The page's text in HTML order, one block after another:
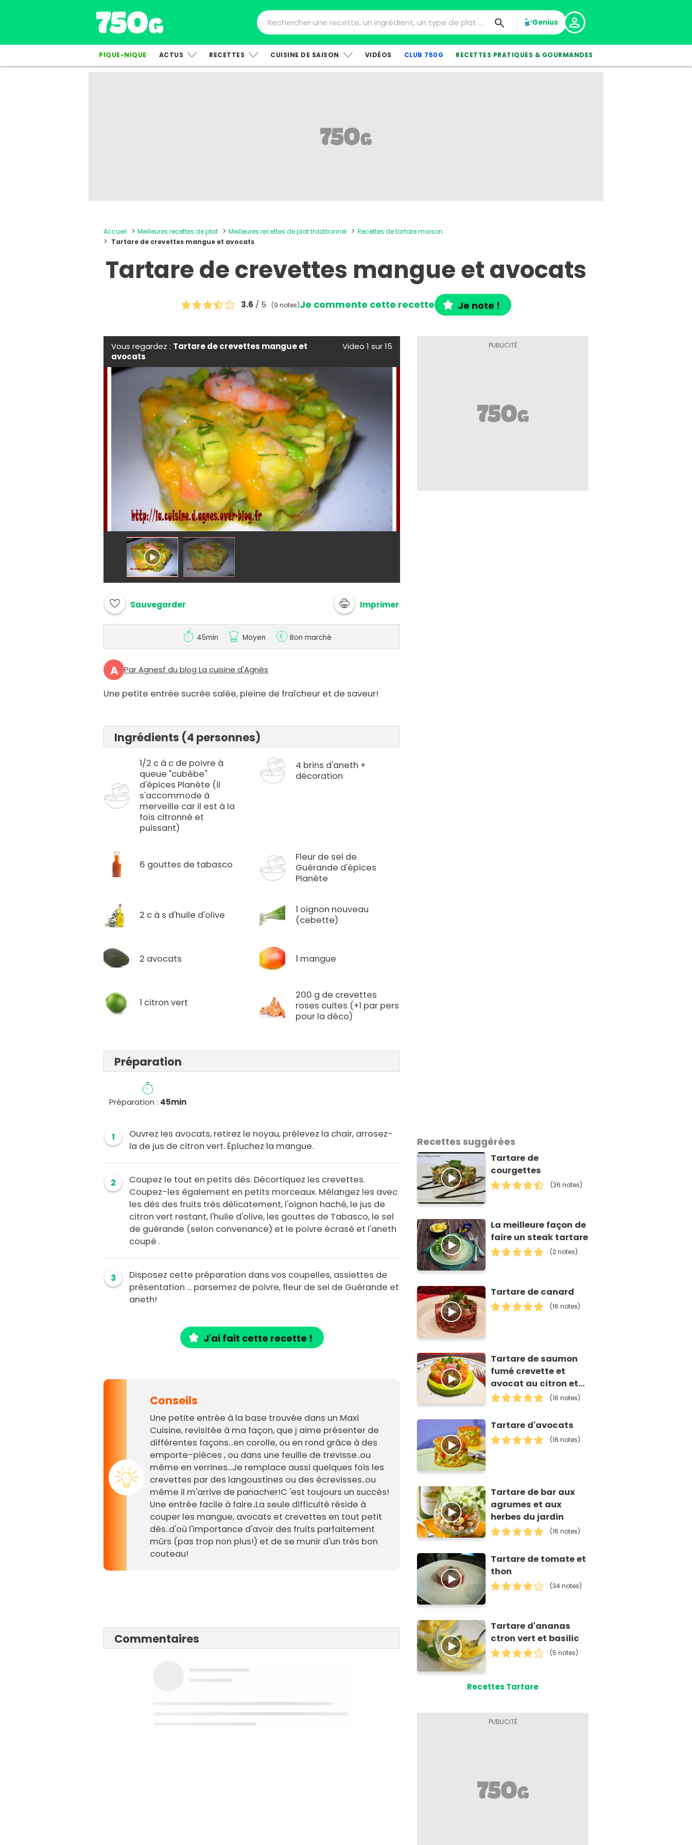
Genius
PIQUE-NIQUE ACTUS RECETTES CUISINE DE SAISON VIDÉOS CLUB 750G RECETTES PRATIQUES & GOURMANDES
Accueil Meilleures recettes de plat Meilleures recettes de plat traditionnel
Recettes de tartare maison
Tartare de crevettes mangue et avocats
Tartare de crevettes mangue et avocats
3.6 / 5 (9 notes)Je commente cette recette Je note !
Vous regardez : Tartare de crevettes mangue et
avocats
Video 1 sur 15
Sauvegarder Imprimer
45min Moyen Bon marché
A Par Agnesf du blog La cuisine d'Agnès
Une petite entrée sucrée salée, pleine de fraîcheur et de saveur!
Ingrédients (4 personnes)
1/2 c à c de poivre à
queue "cubèbe"
d'épices Planète (il
s'accommode à
merveille car il est à la
fois citronné et
puissant)
4 brins d'aneth +
décoration
6 gouttes de tabasco
Fleur de sel de
Guérande d'épices
Planète
2 c à s d'huile d'olive
1 oignon nouveau
(cebette)
2 avocats 1 mangue
1 citron vert
200 g de crevettes
roses cuites (+1 par pers
pour la déco)
Préparation
Préparation : 45min
1
Ouvrez les avocats, retirez le noyau, prélevez la chair, arrosez-
la de jus de citron vert. Épluchez la mangue.
2
Coupez le tout en petits dés. Décortiquez les crevettes.
Coupez-les également en petits morceaux. Mélangez les avec
les dés des fruits très délicatement, l'oignon haché, le jus de
citron vert restant, l'huile d'olive, les gouttes de Tabasco, le sel
de guérande (selon convenance) et le poivre écrasé et l'aneth
coupé .
3
Disposez cette préparation dans vos coupelles, assiettes de
présentation ... parsemez de poivre, fleur de sel de Guérande et
aneth!
J'ai fait cette recette !
Conseils
Une petite entrée à la base trouvée dans un Maxi
Cuisine, revisitée à ma façon, que j aime présenter de
différentes façons...en corolle, ou en rond grâce à des
emporte-pièces , ou dans une feuille de trevisse..ou
même en verrines...Je remplace aussi quelques fois les
crevettes par des langoustines ou des écrevisses..ou
même il m'arrive de panacher!C 'est toujours un succès!
Une entrée facile à faire..La seule difficulté réside à
couper les mangue, avocats et crevettes en tout petit
dés..d'où l'importance d'avoir des fruits parfaitement
mûrs (pas trop non plus!) et de se munir d'un très bon
couteau!
Commentaires
Recettes suggérées
Tartare de
courgettes
(36 notes)
La meilleure façon de
faire un steak tartare
(2 notes)
Tartare de canard
(16 notes)
Tartare de saumon
fumé crevette et
avocat au citron et
piment d'Espelette
(16 notes)
Tartare d'avocats
(16 notes)
Tartare de bar aux
agrumes et aux
herbes du jardin
(16 notes)
Tartare de tomate et
thon
(34 notes)
Tartare d'ananas
ctron vert et basilic
(5 notes)
Recettes Tartare